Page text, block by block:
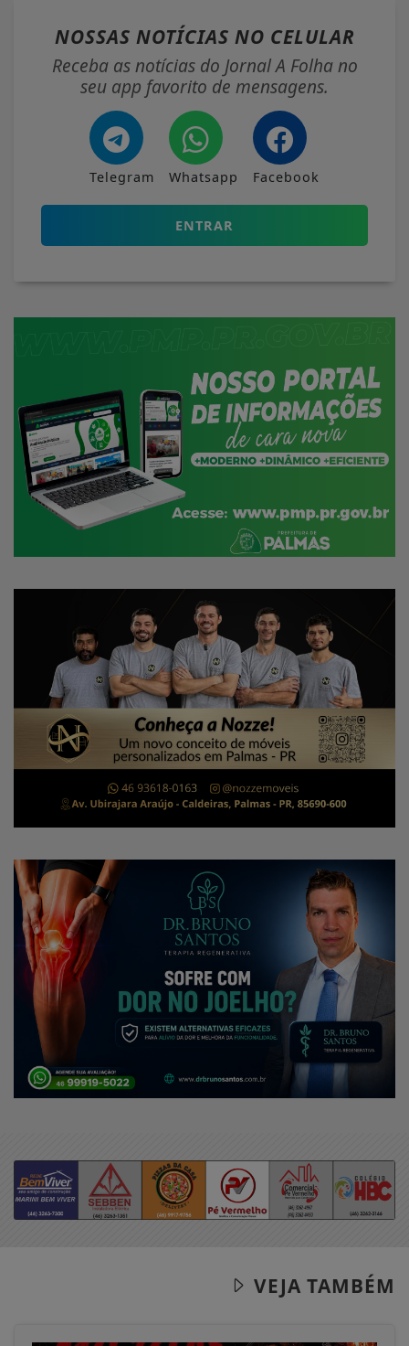
NOSSAS NOTÍCIAS NO CELULAR
Receba as notícias do Jornal A Folha no
seu app favorito de mensagens.
Telegram Whatsapp Facebook
ENTRAR
VEJA TAMBÉM